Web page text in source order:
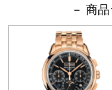
－ 商